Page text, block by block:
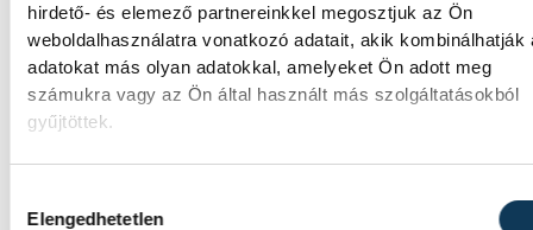
hirdető- és elemező partnereinkkel megosztjuk az Ön
weboldalhasználatra vonatkozó adatait, akik kombinálhatják
adatokat más olyan adatokkal, amelyeket Ön adott meg
számukra vagy az Ön által használt más szolgáltatásokból
gyűjtöttek.
Elengedhetetlen
Valami óriási csapódott a
Holdba ma reggel
Rendhagyó esemény zajlott le kedden
9 rakétájának felső fokozata. A